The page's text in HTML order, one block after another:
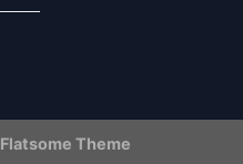
Flatsome Theme